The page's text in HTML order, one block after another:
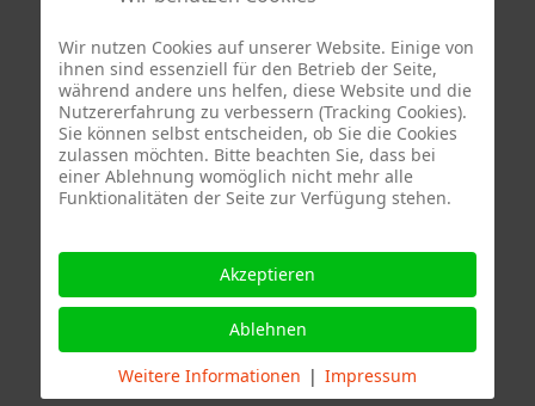
Quelle Fotos:
Freiwillige Feuerwehr Stuttgart Abteilung Stammheim, Branddirektion
Stuttgart
Termine
Wir nutzen Cookies auf unserer Website. Einige von
ihnen sind essenziell für den Betrieb der Seite,
während andere uns helfen, diese Website und die
Nutzererfahrung zu verbessern (Tracking Cookies).
Sie können selbst entscheiden, ob Sie die Cookies
zulassen möchten. Bitte beachten Sie, dass bei
einer Ablehnung womöglich nicht mehr alle
Funktionalitäten der Seite zur Verfügung stehen.
Akzeptieren
Ablehnen
Weitere Informationen | Impressum